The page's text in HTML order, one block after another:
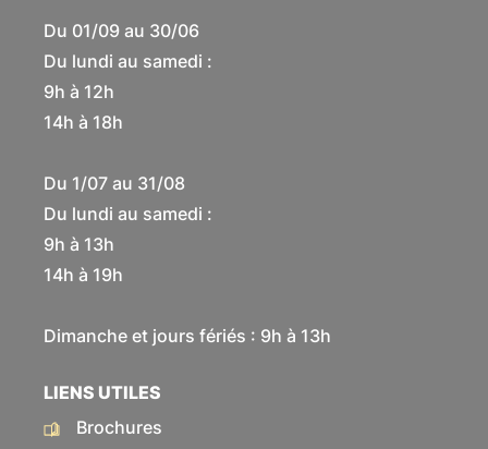
Du 01/09 au 30/06
Du lundi au samedi :
9h à 12h
14h à 18h
Du 1/07 au 31/08
Du lundi au samedi :
9h à 13h
14h à 19h
Dimanche et jours fériés : 9h à 13h
LIENS UTILES
Brochures